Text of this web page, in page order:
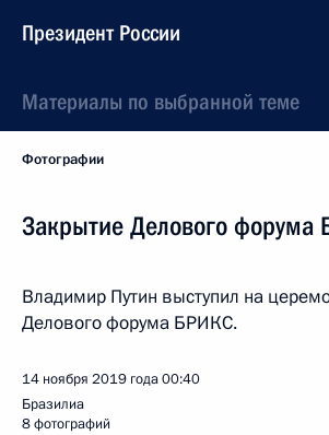
Президент России
Материалы по выбранной теме
Фотографии
Закрытие Делового форума
Владимир Путин выступил на
Делового форума БРИКС.
14 ноября 2019 года00:40
Бразилиа
8 фотографий